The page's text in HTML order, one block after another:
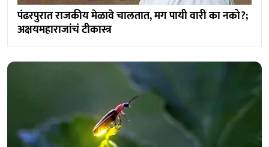
पंढरपुरात राजकीय मेळावे चालतात, मग पायी वारी का नको?;
अक्षयमहाराजांचं टीकास्त्र